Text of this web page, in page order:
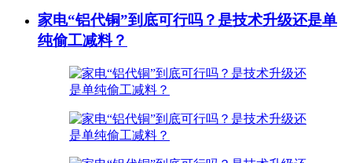
家电“铝代铜”到底可行吗？是技术升级还是单
纯偷工减料？